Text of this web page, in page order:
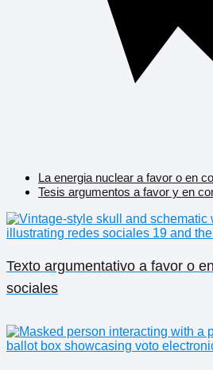
La energia nuclear a favor o en
Tesis argumentos a favor y en
Texto argumentativo a favor o
sociales